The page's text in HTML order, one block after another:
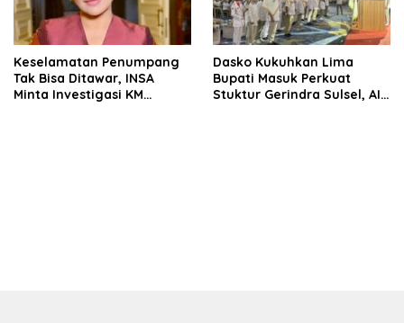
Keselamatan Penumpang
Tak Bisa Ditawar, INSA
Minta Investigasi KM
Dasko Kukuhkan Lima
Bupati Masuk Perkuat
Stuktur Gerindra Sulsel, AIA